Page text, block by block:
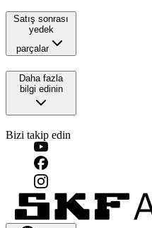
Satış sonrası
yedek
parçalar
Daha fazla
bilgi edinin
Bizi takip edin